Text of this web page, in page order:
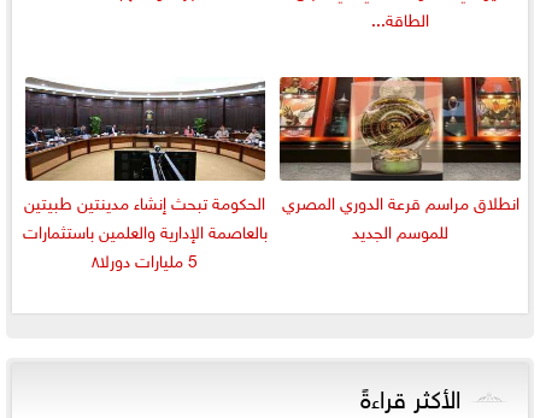
الطاقة...
انطلاق مراسم قرعة الدوري المصري
للموسم الجديد
الحكومة تبحث إنشاء مدينتين طبيتين
بالعاصمة الإدارية والعلمين باستثمارات
5 مليارات دورلا٨
الأكثر قراءةً